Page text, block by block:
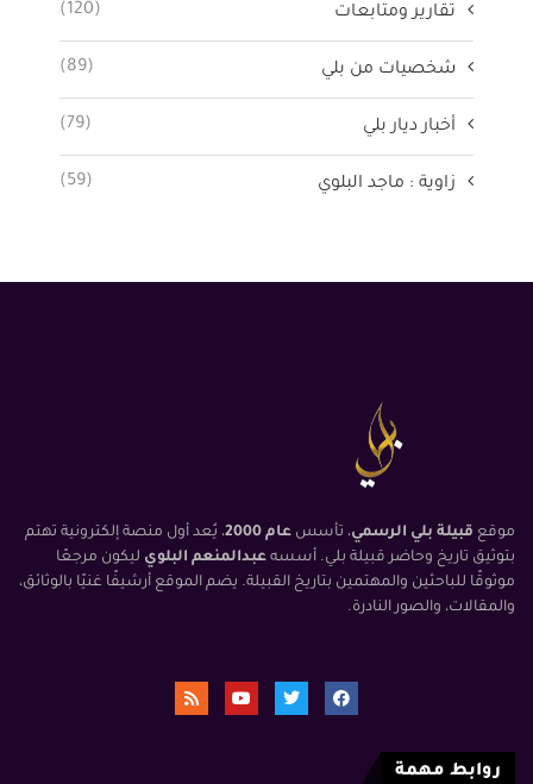
تقارير ومتابعات (120)
شخصيات من بلي (89)
أخبار ديار بلي (79)
زاوية : ماجد البلوي (59)
موقع قبيلة بلي الرسمي، تأسس عام 2000
، يُعد أول منصة إلكترونية تهتم
بتوثيق تاريخ وحاضر قبيلة بلي. أسسه عبدالمنعم البلوي ليكون مرجعًا
موثوقًا للباحثين والمهتمين بتاريخ القبيلة. يضم الموقع أرشيفًا غنيًا بالوثائق،
والمقالات، والصور النادرة.
روابط مهمة